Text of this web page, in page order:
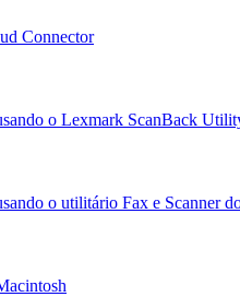
Connector
o Lexmark ScanBack
o utilitário Fax e Scanner